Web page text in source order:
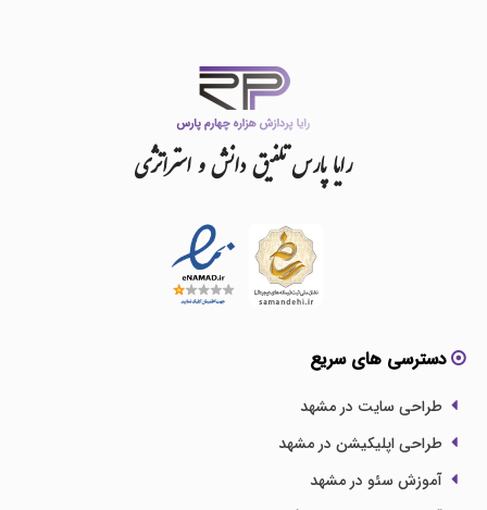
رایاپارستلفیقدانشواستراتژی
دسترسی های سریع
طراحی سایت در مشهد
طراحی اپلیکیشن در مشهد
آموزش سئو در مشهد